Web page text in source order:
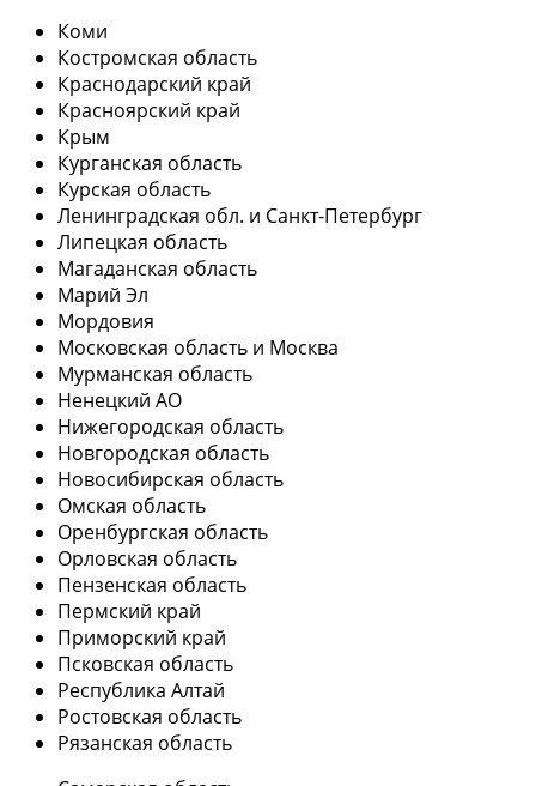
Коми
Костромская область
Краснодарский край
Красноярский край
Крым
Курганская область
Курская область
Ленинградская обл. и Санкт-Петербург
Липецкая область
Магаданская область
Марий Эл
Мордовия
Московская область и Москва
Мурманская область
Ненецкий АО
Нижегородская область
Новгородская область
Новосибирская область
Омская область
Оренбургская область
Орловская область
Пензенская область
Пермский край
Приморский край
Псковская область
Республика Алтай
Ростовская область
Рязанская область